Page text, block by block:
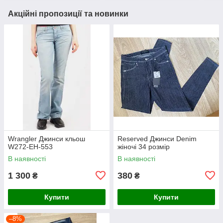
Акційні пропозиції та новинки
Wrangler Джинси кльош
W272-EH-553
В наявності
1 300 ₴
Купити
Reserved Джинси Denim
жіночі 34 розмір
В наявності
380 ₴
Купити
–8%